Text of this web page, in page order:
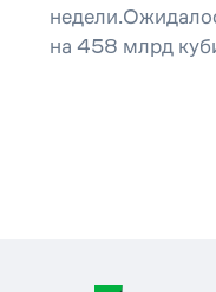
на 458 млрд